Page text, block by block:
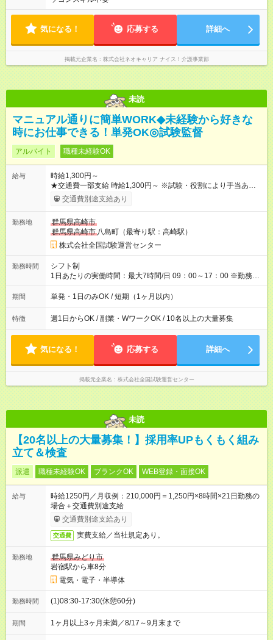
気になる！ 応募する 詳細へ
掲載元企業名 株式会社ネオキャリア ナイス！介護事業部
未読
マニュアル通りに簡単WORK◆未経験から好きな
時にお仕事できる！単発OK◎試験監督
アルバイト 職種未経験OK
給与
時給1,300円～
★交通費一部支給 時給1,300円～ ※試験・役割により手当あり ※
勤務回数により昇給あり 【即給（前払い）オプションあり！】
希望される場合、勤務から1週間ほどで給与の一部を受け取れま
河合塾模擬試験 8:30～17:30（休憩1時間） 時給1,300円×8時間
＝日収10,400円＋交通費 ※当日の役割により時給＋100円の場
合あり ・国家試験 7:00～13:30（休憩なし） 時給1,300円（役
割手当＋100円）×6時間＝日収8,400円＋交通費 【試用期間】試
用期間なし
交通費別途支給あり
勤務地
群馬県高崎市
群馬県高崎市 八島町（最寄り駅：高崎駅）
株式会社全国試験運営センター
勤務時間
シフト制
1日あたりの実働時間：最大7時間/日 09：00～17：00 ※勤務時
間は 試験により異なります。
期間 単発・1日のみOK / 短期（1ヶ月以内）
特徴 週1日からOK / 副業・WワークOK / 10名以上の大量募集
気になる！ 応募する 詳細へ
掲載元企業名 株式会社全国試験運営センター
未読
【20名以上の大量募集！】採用率UPもくもく組み
立て＆検査
派遣 職種未経験OK ブランクOK WEB登録・面接OK
給与
時給1250円／月収例：210,000円＝1,250円×8時間×21日勤務の
場合＋交通費別途支給
交通費別途支給あり
交通費 実費支給／当社規定あり。
勤務地
群馬県みどり市
岩宿駅から車8分
電気・電子・半導体
勤務時間 (1)08:30-17:30(休憩60分)
期間 1ヶ月以上3ヶ月未満／8/17～9月末まで